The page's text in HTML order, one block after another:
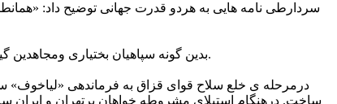
سردارطی نامه هایی به هردو قدرت جهانی توضیح داد:
بدین گونه سپاهیان بختیاری ومجاهدین گیلان وارامنه متحدا وارد تهران گردیده، محمدعلیشاه به سفارت روس پناهنده شد و مشروطیت ایران بار دیگر به افتخار پیروزی بر استبداد نائل آمد.
درمرحله ی خلع سلاح قوای قزاق به فرماندهی «لیاخوف»
ساخت. درهنگام استیلای مشروطه خواهان برتهران و ایران